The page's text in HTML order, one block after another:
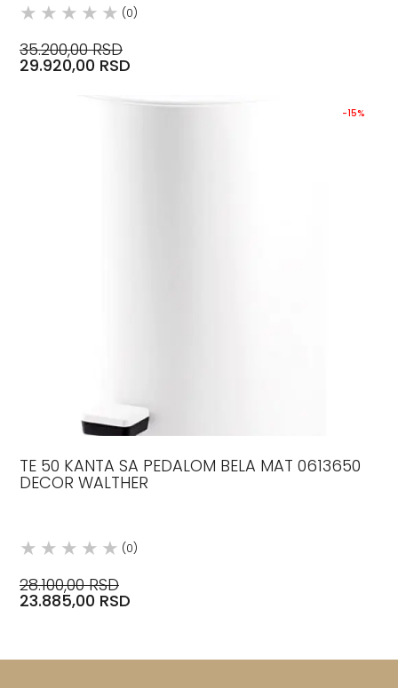
(0)
35.200,00 RSD
29.920,00 RSD
-15%
TE 50 KANTA SA PEDALOM BELA MAT 0613650
DECOR WALTHER
(0)
28.100,00 RSD
23.885,00 RSD